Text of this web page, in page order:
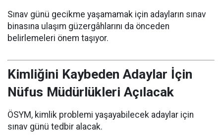
Sınav günü gecikme yaşamamak için adayların sınav
binasına ulaşım güzergâhlarını da önceden
belirlemeleri önem taşıyor.
Kimliğini Kaybeden Adaylar İçin
Nüfus Müdürlükleri Açılacak
ÖSYM, kimlik problemi yaşayabilecek adaylar için
sınav günü tedbir alacak.